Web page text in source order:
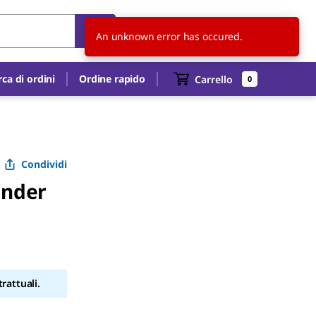
IT
di ordini Ordine rapido Carrello 0
Condividi
An unknown error has occured.